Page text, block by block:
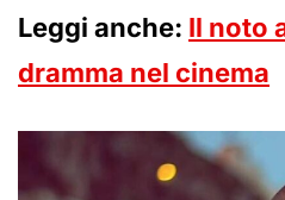
Leggi anche: Il noto
dramma nel cinema